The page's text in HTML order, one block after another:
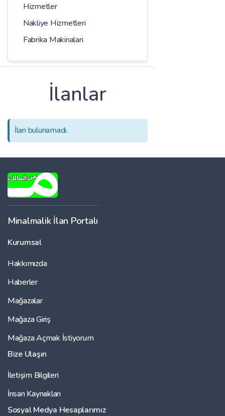
Hizmetler
Nakliye Hizmetleri
Fabrika Makinalari
İlanlar
İlan bulunamadı.
Minalmalik İlan Portalı
Kurumsal
Hakkımızda
Haberler
Mağazalar
Mağaza Giriş
Mağaza Açmak İstiyorum
Bize Ulaşın
İletişim Bilgileri
İnsan Kaynakları
Sosyal Medya Hesaplarımız